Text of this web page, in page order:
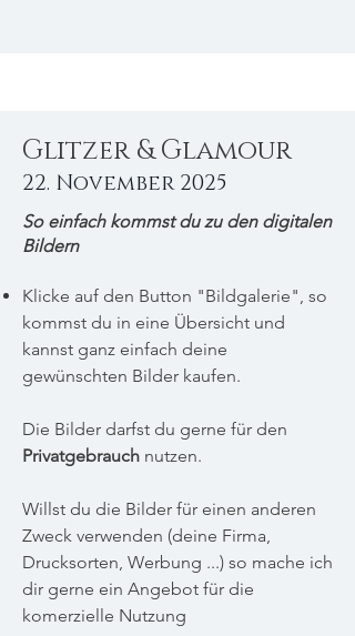
Glitzer & Glamour
22. November 2025
So einfach kommst du zu den digitalen
Bildern
Klicke auf den Button "Bildgalerie", so
kommst du in eine Übersicht und
kannst ganz einfach deine
gewünschten Bilder kaufen.
Die Bilder darfst du gerne für den
Privatgebrauch nutzen.
Willst du die Bilder für einen anderen
Zweck verwenden (deine Firma,
Drucksorten, Werbung ...) so mache ich
dir gerne ein Angebot für die
komerzielle Nutzung